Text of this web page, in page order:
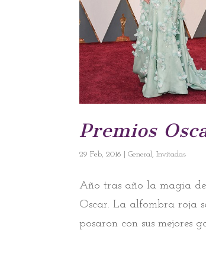
Premios
29 Feb, 2016 |General,Invitadas
Año tras año la magia
Oscar. La alfombra roja
posaron con sus mejores